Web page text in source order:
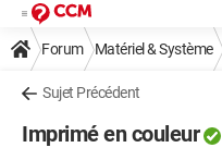
Forum Matériel & Système
Sujet Précédent
Imprimé en couleur